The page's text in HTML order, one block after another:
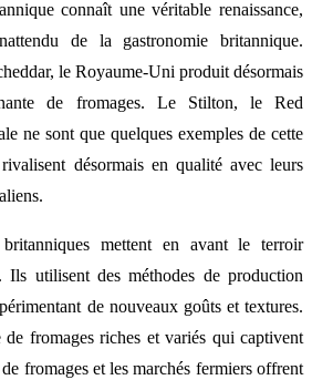
connaît une véritable renaissance,
de la gastronomie britannique.
le Royaume-Uni produit désormais
de fromages. Le Stilton, le Red
ne sont que quelques exemples de cette
désormais en qualité avec leurs
mettent en avant le terroir
Ils utilisent des méthodes de production
de nouveaux goûts et textures.
fromages riches et variés qui captivent
fromages et les marchés fermiers offrent